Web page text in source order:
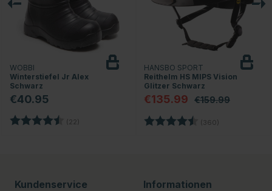
WOBBI
Winterstiefel Jr Alex
Schwarz
€40.95
Bewertung: (22)
HANSBO SPORT
Reithelm HS MIPS Vision
Glitzer Schwarz
€135.99 €159.99
Bewertung: (360)
Kundenservice Informationen